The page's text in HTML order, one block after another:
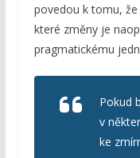
povedou k tomu,
které změny je
pragmatickému
Pokud
v
ke